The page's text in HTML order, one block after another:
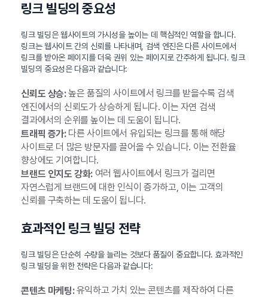
링크 빌딩의 중요성
링크 빌딩은 웹사이트의 가시성을 높이는 데 핵심적인 역할을 합니다.
링크는 웹사이트 간의 신뢰를 나타내며, 검색 엔진은 다른 사이트에서
링크를 받아온 페이지를 더욱 권위 있는 페이지로 간주하게 됩니다. 링크
빌딩의 중요성은 다음과 같습니다:
신뢰도 상승:높은 품질의 사이트에서 링크를 받을수록 검색
엔진에서의 신뢰도가 상승하게 됩니다. 이는 자연 검색
결과에서의 순위를 높이는 데 도움이 됩니다.
트래픽 증가:다른 사이트에서 유입되는 링크를 통해 해당
사이트로 더 많은 방문자를 끌어올 수 있습니다. 이는 전환율
향상에도 기여합니다.
브랜드 인지도 강화:여러 웹사이트에서 링크가 걸리면
자연스럽게 브랜드에 대한 인식이 증가하고, 이는 고객의
신뢰를 구축하는 데 도움이 됩니다.
효과적인 링크 빌딩 전략
링크 빌딩은 단순히 수량을 늘리는 것보다 품질이 중요합니다. 효과적인
링크 빌딩을 위한 전략은 다음과 같습니다:
콘텐츠 마케팅:유익하고 가치 있는 콘텐츠를 제작하여 다른